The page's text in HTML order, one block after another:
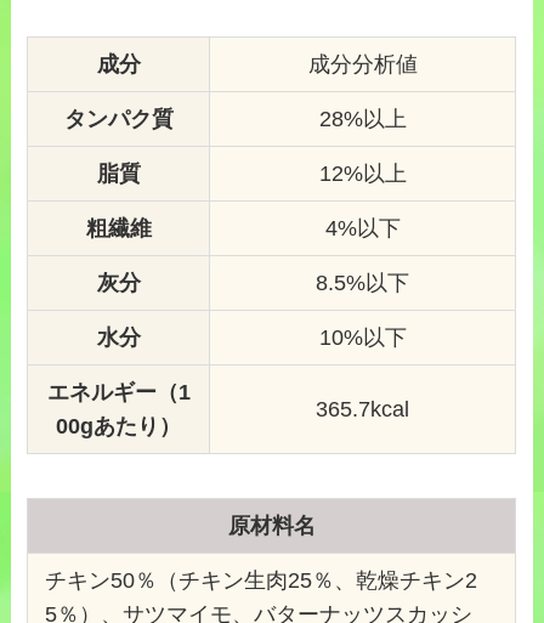
成分 成分分析値
タンパク質 28%以上
脂質 12%以上
粗繊維 4%以下
灰分 8.5%以下
水分 10%以下
エネルギー（1
00gあたり）
365.7kcal
原材料名
チキン50％（チキン生肉25％、乾燥チキン2
5％）、サツマイモ、バターナッツスカッシ